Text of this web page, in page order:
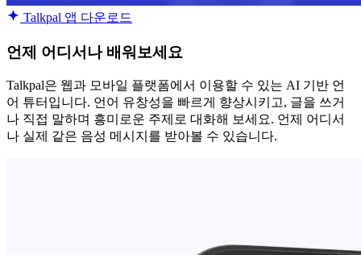
Talkpal 앱 다운로드
언제 어디서나 배워보세요
Talkpal은 웹과 모바일 플랫폼에서 이용할 수 있는 AI 기반 언
어 튜터입니다. 언어 유창성을 빠르게 향상시키고, 글을 쓰거
나 직접 말하며 흥미로운 주제로 대화해 보세요. 언제 어디서
나 실제 같은 음성 메시지를 받아볼 수 있습니다.